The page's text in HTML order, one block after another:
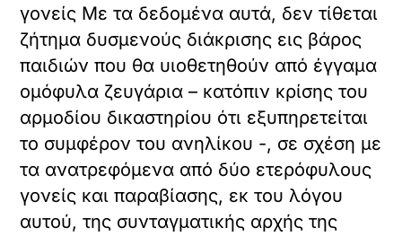
γονείς Με τα δεδομένα αυτά, δεν τίθεται
ζήτημα δυσμενούς διάκρισης εις βάρος
παιδιών που θα υιοθετηθούν από έγγαμα
ομόφυλα ζευγάρια – κατόπιν κρίσης του
αρμοδίου δικαστηρίου ότι εξυπηρετείται
το συμφέρον του ανηλίκου -, σε σχέση με
τα ανατρεφόμενα από δύο ετερόφυλους
γονείς και παραβίασης, εκ του λόγου
αυτού, της συνταγματικής αρχής της